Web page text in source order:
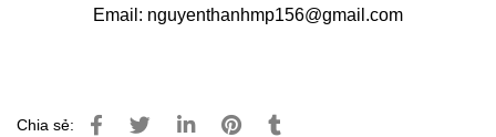
Email: nguyenthanhmp156@gmail.com
Chia sẻ: